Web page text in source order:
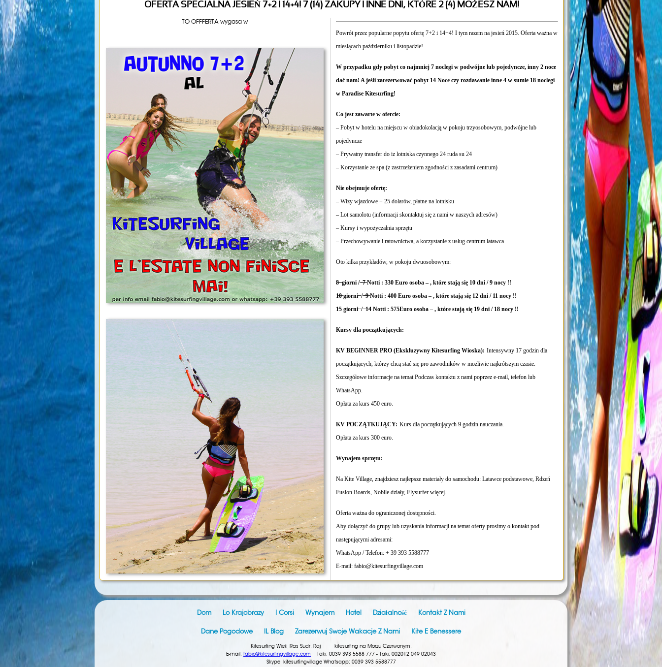
OFERTA SPECJALNA JESIEŃ 7+2 I 14+4! 7 (14) ZAKUPY I INNE DNI, KTÓRE 2 (4) MOŻESZ NAM!
TO OFFFERTA wygasa w
Powrót przez popularne popytu ofertę 7+2 i 14+4! I tym razem na jesień 2015. Oferta ważna w
miesiącach październiku i listopadzie!.
W przypadku gdy pobyt co najmniej 7 noclegi w podwójne lub pojedyncze, inny 2 noce
dać nam! A jeśli zarezerwować pobyt 14 Noce czy rozdawanie inne 4 w sumie 18 noclegi
w Paradise Kitesurfing!
Co jest zawarte w ofercie:
– Pobyt w hotelu na miejscu w obiadokolacją w pokoju trzyosobowym, podwójne lub
pojedyncze
– Prywatny transfer do iz lotniska czynnego 24 ruda su 24
– Korzystanie ze spa (z zastrzeżeniem zgodności z zasadami centrum)
Nie obejmuje ofertę:
– Wizy wjazdowe + 25 dolarów, płatne na lotnisku
– Lot samolotu (informacji skontaktuj się z nami w naszych adresów)
– Kursy i wypożyczalnia sprzętu
– Przechowywanie i ratownictwa, a korzystanie z usług centrum latawca
Oto kilka przykładów, w pokoju dwuosobowym:
8̶ ̶ giorni / ̶ ̶7̶ Notti : 330 Euro osoba – , które stają się 10 dni / 9 nocy !!
1̶0̶ giorni ̶ / ̶ ̶9̶ Notti : 400 Euro osoba – , które stają się 12 dni / 11 nocy !!
1̶5 giorni ̶ / ̶ ̶1̶4 Notti : 575Euro osoba – , które stają się 19 dni / 18 nocy !!
Kursy dla początkujących:
KV BEGINNER PRO (Ekskluzywny Kitesurfing Wioska): Intensywny 17 godzin dla
początkujących, którzy chcą stać się pro zawodników w możliwie najkrótszym czasie.
Szczegółowe informacje na temat Podczas kontaktu z nami poprzez e-mail, telefon lub
WhatsApp.
Opłata za kurs 450 euro.
KV POCZĄTKUJĄCY: Kurs dla początkujących 9 godzin nauczania.
Opłata za kurs 300 euro.
Wynajem sprzętu:
Na Kite Village, znajdziesz najlepsze materiały do ​​samochodu: Latawce podstawowe, Rdzeń
Fusion Boards, Nobile działy, Flysurfer więcej.
Oferta ważna do ograniczonej dostępności.
Aby dołączyć do grupy lub uzyskania informacji na temat oferty prosimy o kontakt pod
następującymi adresami:
WhatsApp / Telefon: + 39 393 5588777
E-mail: fabio@kitesurfingvillage.com
Dom Lo Krajobrazy I Corsi Wynajem Hotel Działalność Kontakt Z Nami
Dane Pogodowe IL Blog Zarezerwuj Swoje Wakacje Z Nami Kite E Benessere
Kitesurfing Wieś, Ras Sudr. Raj kitesurfing na Morzu Czerwonym.
E-mail: fabio@kitesurfingvillage.com Taki: 0039 393 5588 777 - Taki: 002012 049 02043
Skype: kitesurfingvillage Whatsapp: 0039 393 5588777